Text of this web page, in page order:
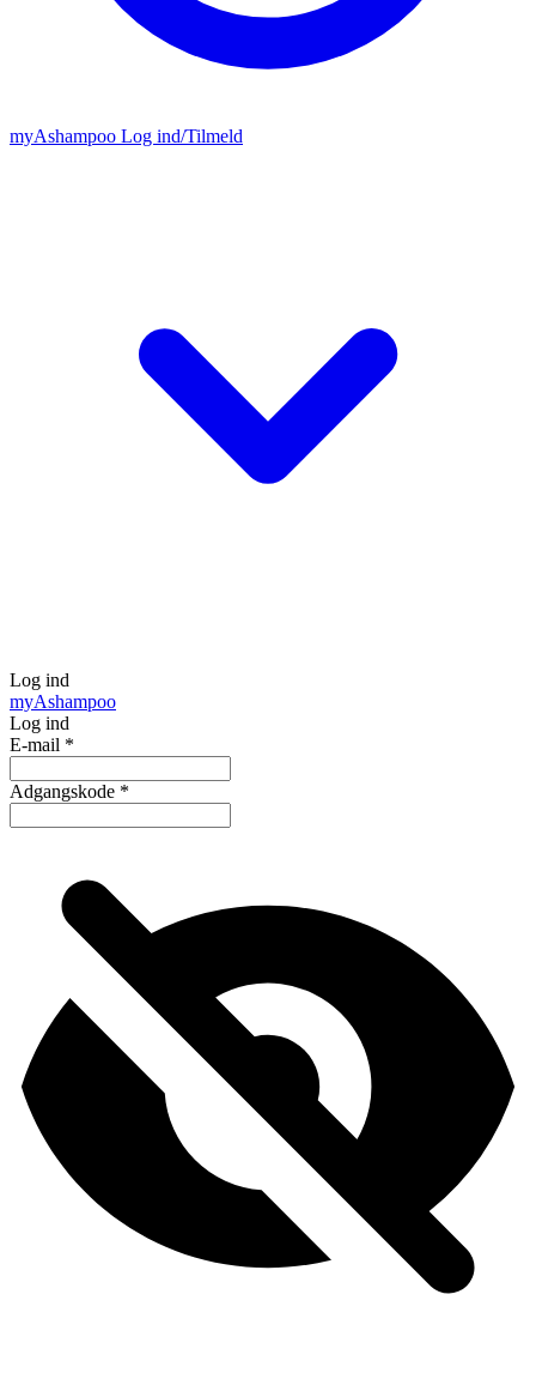
myAshampoo Log ind/Tilmeld
Log ind
myAshampoo
Log ind
E-mail *
Adgangskode *